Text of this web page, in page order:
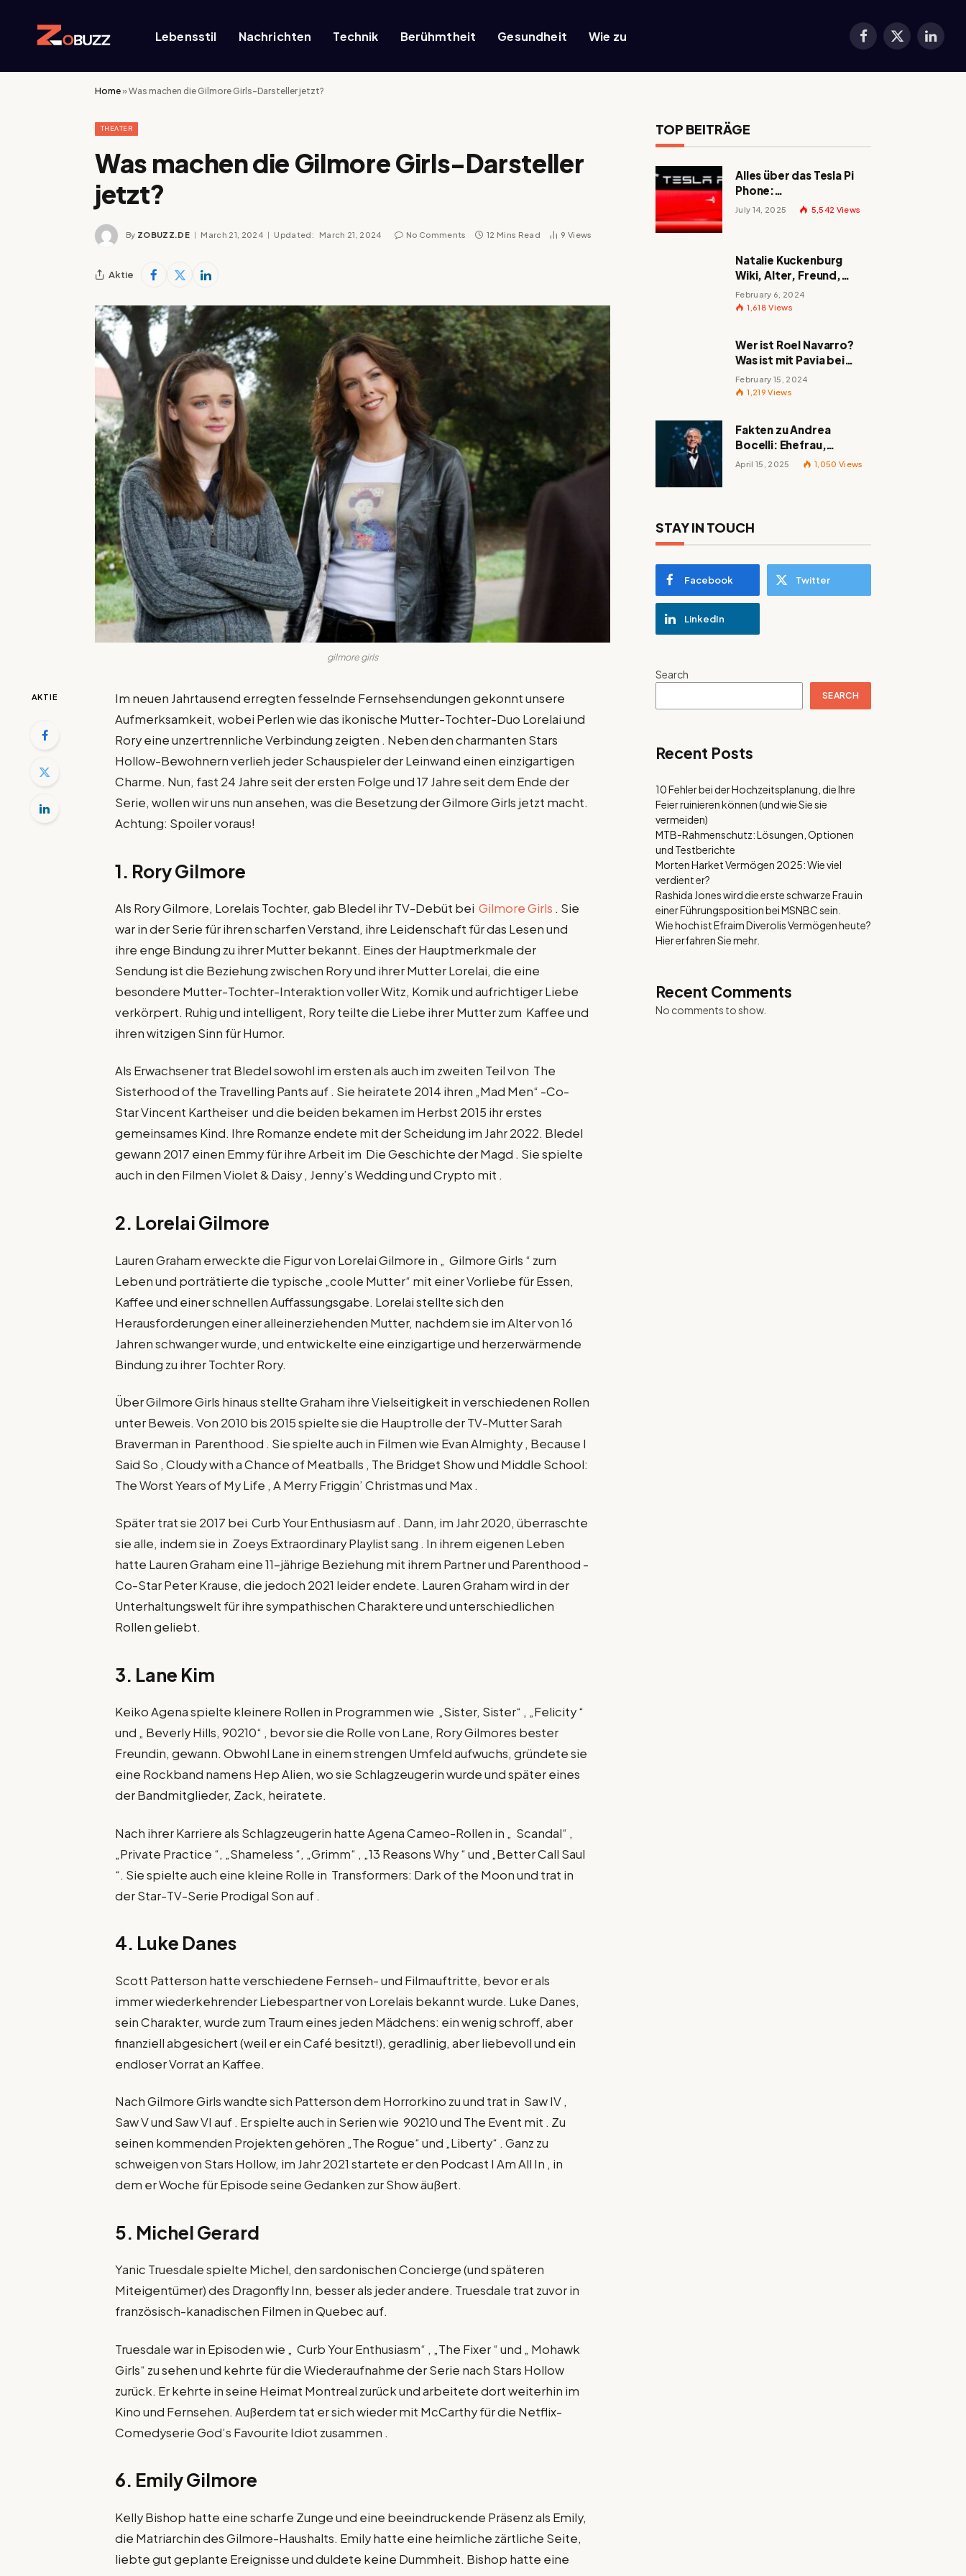
Lebensstil Nachrichten Technik Berühmtheit Gesundheit Wie zu Facebook
X
Home»Was machen die Gilmore Girls-Darsteller jetzt?
THEATER
Was machen die Gilmore Girls-Darsteller
jetzt?
By ZOBUZZ.DE March 21, 2024 Updated: March 21, 2024 No Comments 12 Mins Read 9 Views
Aktie
gilmore girls
AKTIE
Im neuen Jahrtausend erregten fesselnde Fernsehsendungen gekonnt unsere
Aufmerksamkeit, wobei Perlen wie das ikonische Mutter-Tochter-Duo Lorelai und
Rory eine unzertrennliche Verbindung zeigten . Neben den charmanten Stars
Hollow-Bewohnern verlieh jeder Schauspieler der Leinwand einen einzigartigen
Charme. Nun, fast 24 Jahre seit der ersten Folge und 17 Jahre seit dem Ende der
Serie, wollen wir uns nun ansehen, was die Besetzung der Gilmore Girls jetzt macht.
Achtung: Spoiler voraus!
1. Rory Gilmore
Als Rory Gilmore, Lorelais Tochter, gab Bledel ihr TV-Debüt beiGilmore Girls . Sie
war in der Serie für ihren scharfen Verstand, ihre Leidenschaft für das Lesen und
ihre enge Bindung zu ihrer Mutter bekannt. Eines der Hauptmerkmale der
Sendung ist die Beziehung zwischen Rory und ihrer Mutter Lorelai, die eine
besondere Mutter-Tochter-Interaktion voller Witz, Komik und aufrichtiger Liebe
verkörpert. Ruhig und intelligent, Rory teilte die Liebe ihrer Mutter zum Kaffee und
ihren witzigen Sinn für Humor.
Als Erwachsener trat Bledel sowohl im ersten als auch im zweiten Teil von The
Sisterhood of the Travelling Pants auf . Sie heiratete 2014 ihren „Mad Men“ -Co-
Star Vincent Kartheiser und die beiden bekamen im Herbst 2015 ihr erstes
gemeinsames Kind. Ihre Romanze endete mit der Scheidung im Jahr 2022. Bledel
gewann 2017 einen Emmy für ihre Arbeit im Die Geschichte der Magd . Sie spielte
auch in den Filmen Violet & Daisy , Jenny’s Wedding und Crypto mit .
2. Lorelai Gilmore
Lauren Graham erweckte die Figur von Lorelai Gilmore in „ Gilmore Girls “ zum
Leben und porträtierte die typische „coole Mutter“ mit einer Vorliebe für Essen,
Kaffee und einer schnellen Auffassungsgabe. Lorelai stellte sich den
Herausforderungen einer alleinerziehenden Mutter, nachdem sie im Alter von 16
Jahren schwanger wurde, und entwickelte eine einzigartige und herzerwärmende
Bindung zu ihrer Tochter Rory.
Über Gilmore Girls hinaus stellte Graham ihre Vielseitigkeit in verschiedenen Rollen
unter Beweis. Von 2010 bis 2015 spielte sie die Hauptrolle der TV-Mutter Sarah
Braverman in Parenthood . Sie spielte auch in Filmen wie Evan Almighty , Because I
Said So , Cloudy with a Chance of Meatballs , The Bridget Show und Middle School:
The Worst Years of My Life , A Merry Friggin’ Christmas und Max .
Später trat sie 2017 bei Curb Your Enthusiasm auf . Dann, im Jahr 2020, überraschte
sie alle, indem sie in Zoeys Extraordinary Playlist sang . In ihrem eigenen Leben
hatte Lauren Graham eine 11-jährige Beziehung mit ihrem Partner und Parenthood -
Co-Star Peter Krause, die jedoch 2021 leider endete. Lauren Graham wird in der
Unterhaltungswelt für ihre sympathischen Charaktere und unterschiedlichen
Rollen geliebt.
3. Lane Kim
Keiko Agena spielte kleinere Rollen in Programmen wie „Sister, Sister“ , „Felicity “
und „ Beverly Hills, 90210“ , bevor sie die Rolle von Lane, Rory Gilmores bester
Freundin, gewann. Obwohl Lane in einem strengen Umfeld aufwuchs, gründete sie
eine Rockband namens Hep Alien, wo sie Schlagzeugerin wurde und später eines
der Bandmitglieder, Zack, heiratete.
Nach ihrer Karriere als Schlagzeugerin hatte Agena Cameo-Rollen in „ Scandal“ ,
„Private Practice “, „Shameless “, „Grimm“ , „13 Reasons Why “ und „Better Call Saul
“. Sie spielte auch eine kleine Rolle in Transformers: Dark of the Moon und trat in
der Star-TV-Serie Prodigal Son auf .
4. Luke Danes
Scott Patterson hatte verschiedene Fernseh- und Filmauftritte, bevor er als
immer wiederkehrender Liebespartner von Lorelais bekannt wurde. Luke Danes,
sein Charakter, wurde zum Traum eines jeden Mädchens: ein wenig schroff, aber
finanziell abgesichert (weil er ein Café besitzt!), geradlinig, aber liebevoll und ein
endloser Vorrat an Kaffee.
Nach Gilmore Girls wandte sich Patterson dem Horrorkino zu und trat in Saw IV ,
Saw V und Saw VI auf . Er spielte auch in Serien wie 90210 und The Event mit . Zu
seinen kommenden Projekten gehören „The Rogue“ und „Liberty“ . Ganz zu
schweigen von Stars Hollow, im Jahr 2021 startete er den Podcast I Am All In , in
dem er Woche für Episode seine Gedanken zur Show äußert.
5. Michel Gerard
Yanic Truesdale spielte Michel, den sardonischen Concierge (und späteren
Miteigentümer) des Dragonfly Inn, besser als jeder andere. Truesdale trat zuvor in
französisch-kanadischen Filmen in Quebec auf.
Truesdale war in Episoden wie „ Curb Your Enthusiasm“ , „The Fixer “ und „ Mohawk
Girls“ zu sehen und kehrte für die Wiederaufnahme der Serie nach Stars Hollow
zurück. Er kehrte in seine Heimat Montreal zurück und arbeitete dort weiterhin im
Kino und Fernsehen. Außerdem tat er sich wieder mit McCarthy für die Netflix-
Comedyserie God’s Favourite Idiot zusammen .
6. Emily Gilmore
Kelly Bishop hatte eine scharfe Zunge und eine beeindruckende Präsenz als Emily,
die Matriarchin des Gilmore-Haushalts. Emily hatte eine heimliche zärtliche Seite,
liebte gut geplante Ereignisse und duldete keine Dummheit. Bishop hatte eine
TOP BEITRÄGE
Alles über das Tesla Pi
Phone:
Erscheinungsdatum,
July 14, 2025 5,542 Views
Natalie Kuckenburg
Wiki, Alter, Freund,
Größe, Nationalität,
Eltern und mehr
February 6, 2024
1,618Views
Wer ist Roel Navarro?
Was ist mit Pavia bei
„Mayans MC“ passiert?
February 15, 2024
1,219Views
Fakten zu Andrea
Bocelli: Ehefrau,
berühmte Lieder,
April 15, 2025 1,050 Views
STAY IN TOUCH
Facebook Twitter
LinkedIn
Search
SEARCH
Recent Posts
10 Fehler bei der Hochzeitsplanung, die Ihre
Feier ruinieren können (und wie Sie sie
vermeiden)
MTB-Rahmenschutz: Lösungen, Optionen
und Testberichte
Morten Harket Vermögen 2025: Wie viel
verdient er?
Rashida Jones wird die erste schwarze Frau in
einer Führungsposition bei MSNBC sein.
Wie hoch ist Efraim Diverolis Vermögen heute?
Hier erfahren Sie mehr.
Recent Comments
No comments to show.